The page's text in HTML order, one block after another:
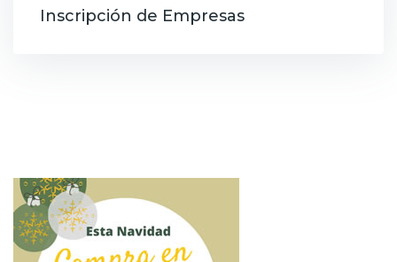
Inscripción de Empresas